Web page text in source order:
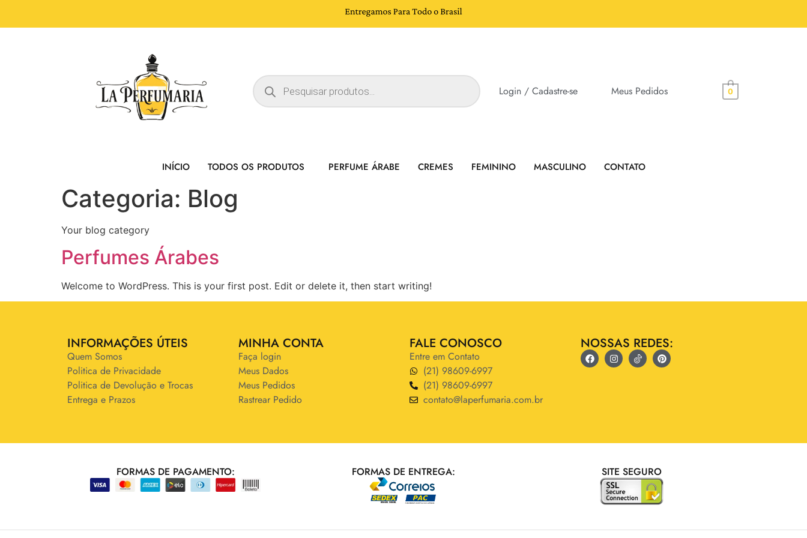
Login / Cadastre-se Meus Pedidos 0
INÍCIO TODOS OS PRODUTOS PERFUME ÁRABE CREMES FEMININO MASCULINO CONTATO
Categoria: Blog
Your blog category
Perfumes Árabes
Welcome to WordPress. This is your first post. Edit or delete it, then start writing!
INFORMAÇÕES ÚTEIS
Quem Somos
Politica de Privacidade
Politica de Devolução e Trocas
Entrega e Prazos
MINHA CONTA
Faça login
Meus Dados
Meus Pedidos
Rastrear Pedido
FALE CONOSCO
Entre em Contato
(21) 98609-6997
(21) 98609-6997
contato@laperfumaria.com.br
NOSSAS REDES:
FORMAS DE PAGAMENTO: FORMAS DE ENTREGA: SITE SEGURO